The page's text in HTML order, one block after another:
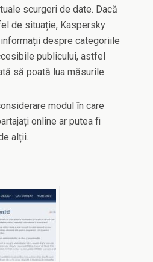
scurgeri de date. Dacă
de situație, Kaspersky
despre categoriile
publicului, astfel
să poată lua măsurile
modul în care
online ar putea fi
alții.